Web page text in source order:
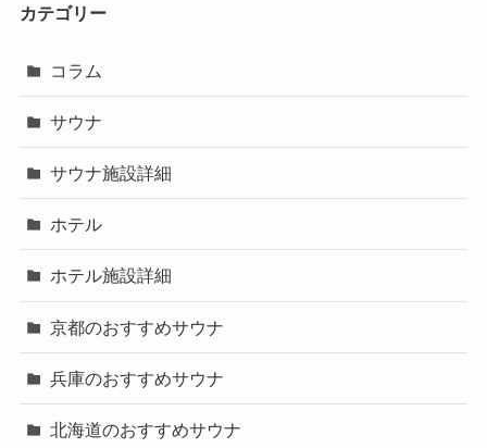
カテゴリー
コラム
サウナ
サウナ施設詳細
ホテル
ホテル施設詳細
京都のおすすめサウナ
兵庫のおすすめサウナ
北海道のおすすめサウナ